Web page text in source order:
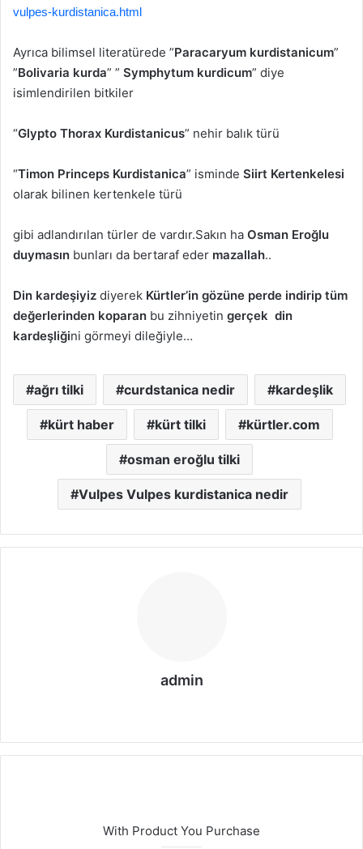
vulpes-kurdistanica.html
Ayrıca bilimsel literatürede ”Paracaryum kurdistanicum”
”Bolivaria kurda” ” Symphytum kurdicum” diye
isimlendirilen bitkiler
“Glypto Thorax Kurdistanicus” nehir balık türü
“Timon Princeps Kurdistanica” isminde Siirt Kertenkelesi
olarak bilinen kertenkele türü
gibi adlandırılan türler de vardır.Sakın ha Osman Eroğlu
duymasın bunları da bertaraf eder mazallah..
Din kardeşiyiz diyerek Kürtler’in gözüne perde indirip tüm
değerlerinden koparan bu zihniyetin gerçek din
kardeşliğini görmeyi dileğiyle…
ağrı tilki curdstanica nedir kardeşlik
kürt haber kürt tilki kürtler.com
osman eroğlu tilki
Vulpes Vulpes kurdistanica nedir
admin
sit
With Product You Purchase